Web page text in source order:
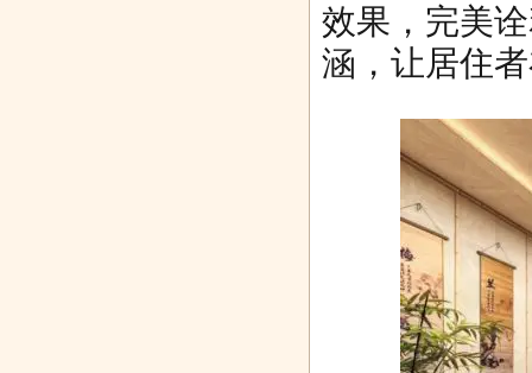
效果，完美
涵，让居住